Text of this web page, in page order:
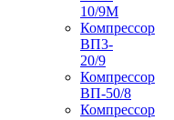
10/9М
Компрессор
ВП3-
20/9
Компрессор
ВП-50/8
Компрессор